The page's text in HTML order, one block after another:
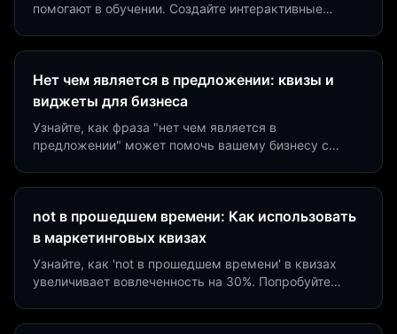
помогают в обучении. Создайте интерактивные
Нет чем является в предложении: квизы и
виджеты для бизнеса
Узнайте, как фраза "нет чем является в
предложении" может помочь вашему бизнесу с
not в прошедшем времени: Как использовать
в маркетинговых квизах
Узнайте, как 'not в прошедшем времени' в квизах
увеличивает вовлеченность на 30%. Попробуйте